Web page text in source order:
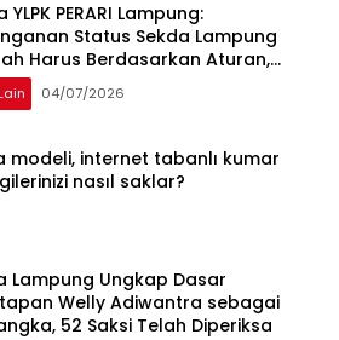
YLPK PERARI Lampung:
Status Sekda Lampung
Harus Berdasarkan Aturan,
Tekanan Opini
04/07/2026
modeli, internet tabanlı kumar
nasıl saklar?
Lampung Ungkap Dasar
Welly Adiwantra sebagai
52 Saksi Telah Diperiksa